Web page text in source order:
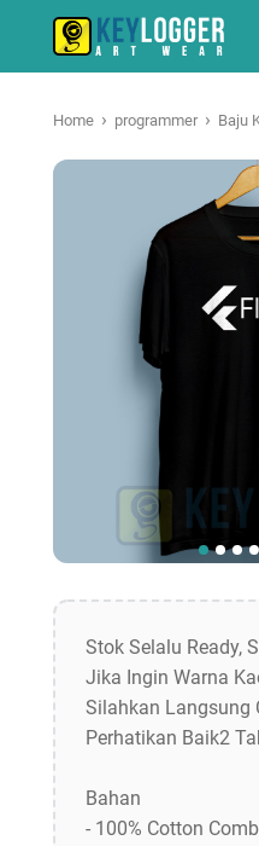
Home › programmer › Baju
Stok Selalu Ready,
Jika Ingin Warna
Silahkan Langsung
Perhatikan Baik2
Bahan
- 100% Cotton